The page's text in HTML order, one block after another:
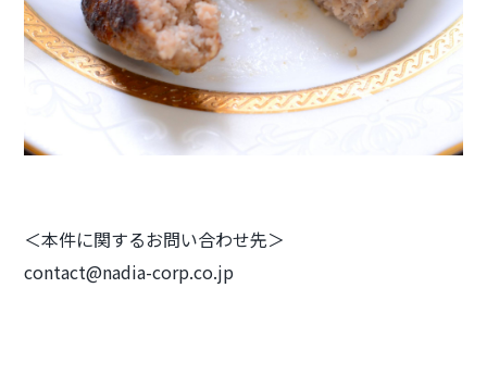
＜本件に関するお問い合わせ先＞
contact@nadia-corp.co.jp